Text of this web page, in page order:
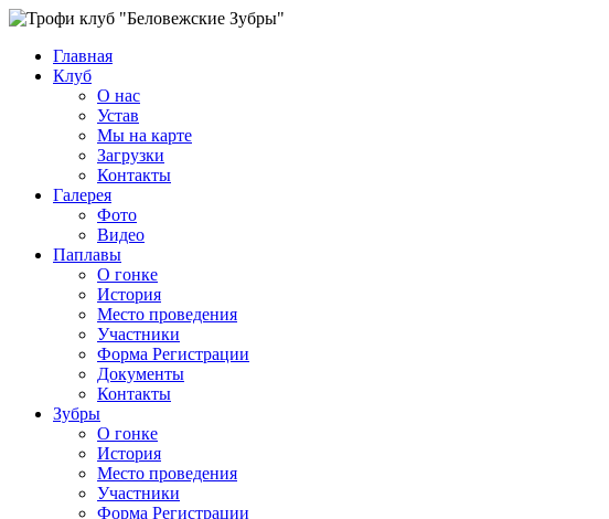
Главная
Клуб
О нас
Устав
Мы на карте
Загрузки
Контакты
Галерея
Фото
Видео
Паплавы
О гонке
История
Место проведения
Участники
Форма Регистрации
Документы
Контакты
Зубры
О гонке
История
Место проведения
Участники
Форма Регистрации